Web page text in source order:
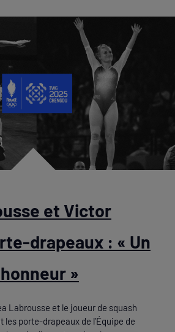
et Victor
drapeaux : « Un
»
Labrousse et le joueur de squash
porte-drapeaux de l’Équipe de